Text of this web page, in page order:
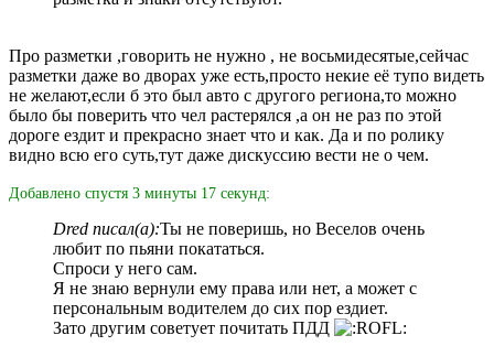
Про разметки ,говорить не нужно , не восьмидесятые,сейчас
разметки даже во дворах уже есть,просто некие её тупо видеть
не желают,если б это был авто с другого региона,то можно
было бы поверить что чел растерялся ,а он не раз по этой
дороге ездит и прекрасно знает что и как. Да и по ролику
видно всю его суть,тут даже дискуссию вести не о чем.
Добавлено спустя 3 минуты 17 секунд:
Dred писал(а):Ты не поверишь, но Веселов очень
любит по пьяни покататься.
Спроси у него сам.
Я не знаю вернули ему права или нет, а может с
персональным водителем до сих пор ездиет.
Зато другим советует почитать ПДД